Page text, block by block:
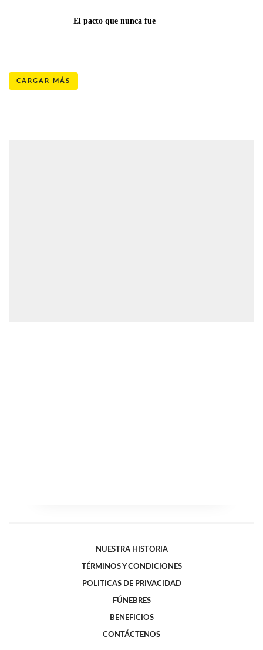
El pacto que nunca fue
CARGAR MÁS
NUESTRA HISTORIA
TÉRMINOS Y CONDICIONES
POLITICAS DE PRIVACIDAD
FÚNEBRES
BENEFICIOS
CONTÁCTENOS